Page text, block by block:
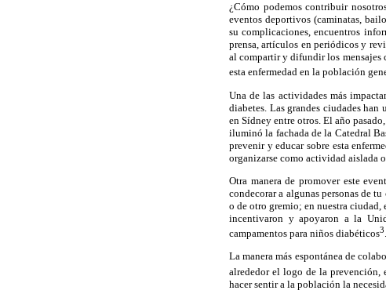
¿Cómo podemos contribuir
eventos deportivos (caminatas,
su complicaciones, encuentros
prensa, artículos en periódicos y
al compartir y difundir los mensajes
esta enfermedad en la población
Una de las actividades más
diabetes. Las grandes ciudades
en Sídney entre otros. El año
iluminó la fachada de la Catedral
prevenir y educar sobre esta
organizarse como actividad aislada
Otra manera de promover este
condecorar a algunas personas de
o de otro gremio; en nuestra ciudad,
incentivaron y apoyaron a la
campamentos para niños diabéticos3.
La manera más espontánea de
alrededor el logo de la prevención,
hacer sentir a la población la